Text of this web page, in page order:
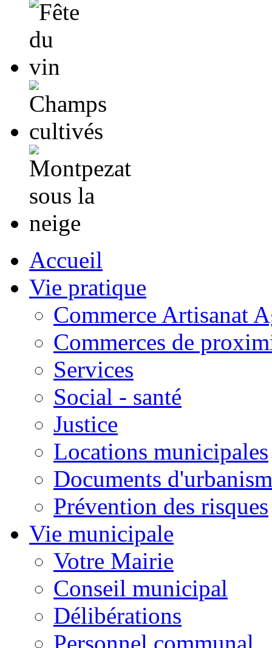
Accueil
Vie pratique
Commerce Artisanat
Commerces de
Services
Social - santé
Justice
Locations municipales
Documents
Prévention des risques
Vie municipale
Votre Mairie
Conseil municipal
Délibérations
Personnel communal